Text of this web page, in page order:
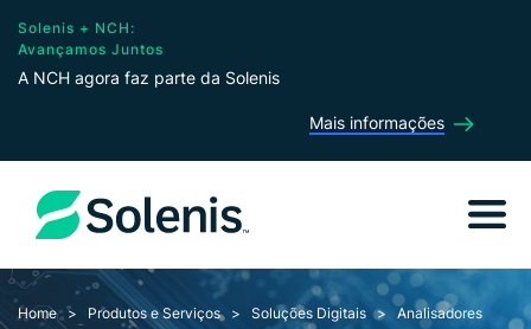
Solenis + NCH:
Avançamos Juntos
A NCH agora faz parte da Solenis
Mais informações
Home Produtos e Serviços Soluções Digitais Analisadores